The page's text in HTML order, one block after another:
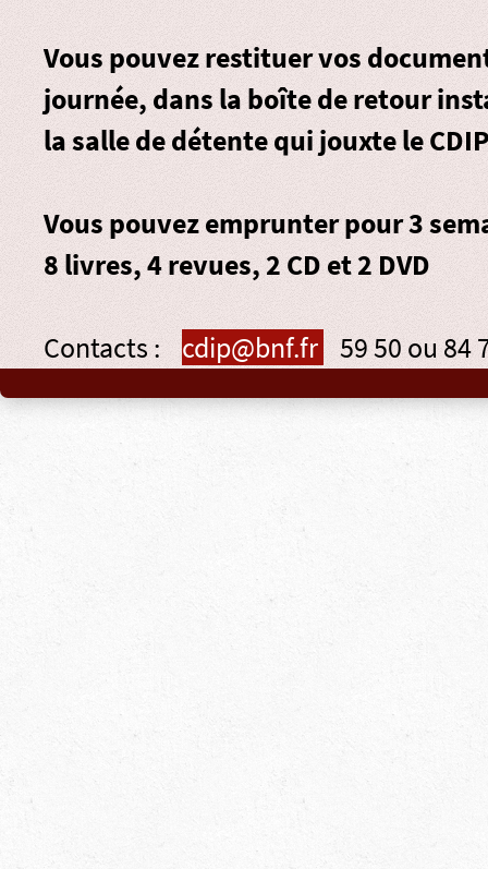
Vous pouvez restituer vos
journée, dans la boîte de retour
la salle de détente qui jouxte le
Vous pouvez emprunter pour 3
8 livres, 4 revues, 2 CD et 2 DVD
Contacts : cdip@bnf.fr 59 50 ou 84